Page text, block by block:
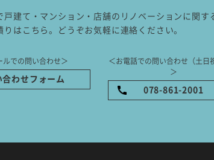
戸建て・マンション・店舗のリノベーションに関す
りはこちら。どうぞお気軽に連絡ください。
ルでの問い合わせ＞
合わせフォーム
＜お電話での問い合わせ（土日
＞
078-861-2001